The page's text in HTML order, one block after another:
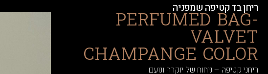
ריחן בד קטיפה שמפניה
PERFUMED BAG-
VALVET
CHAMPANGE COLOR
ריחני קטיפה – ניחוח של יוקרה ונועם